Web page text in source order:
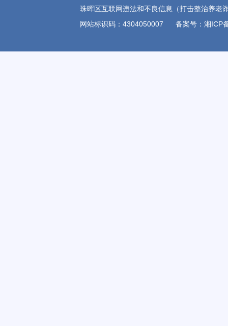
珠晖区互联网违法和不良信息（打击整治养
网站标识码：4304050007
备案号：湘ICP